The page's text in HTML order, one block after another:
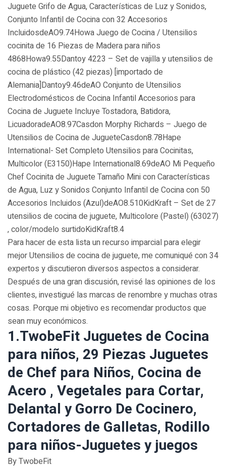
Juguete Grifo de Agua, Características de Luz y Sonidos,
Conjunto Infantil de Cocina con 32 Accesorios
IncluidosdeAO9.74Howa Juego de Cocina / Utensilios
cocinita de 16 Piezas de Madera para niños
4868Howa9.55Dantoy 4223 – Set de vajilla y utensilios de
cocina de plástico (42 piezas) [importado de
Alemania]Dantoy9.46deAO Conjunto de Utensilios
Electrodomésticos de Cocina Infantil Accesorios para
Cocina de Juguete Incluye Tostadora, Batidora,
LicuadoradeAO8.97Casdon Morphy Richards – Juego de
Utensilios de Cocina de JugueteCasdon8.78Hape
International- Set Completo Utensilios para Cocinitas,
Multicolor (E3150)Hape International8.69deAO Mi Pequeño
Chef Cocinita de Juguete Tamaño Mini con Características
de Agua, Luz y Sonidos Conjunto Infantil de Cocina con 50
Accesorios Incluidos (Azul)deAO8.510KidKraft – Set de 27
utensilios de cocina de juguete, Multicolore (Pastel) (63027)
, color/modelo surtidoKidKraft8.4
Para hacer de esta lista un recurso imparcial para elegir
mejor Utensilios de cocina de juguete, ​​me comuniqué con 34
expertos y discutieron diversos aspectos a considerar.
Después de una gran discusión, revisé las opiniones de los
clientes, investigué las marcas de renombre y muchas otras
cosas. Porque mi objetivo es recomendar productos que
sean muy económicos.
1.TwobeFit Juguetes de Cocina
para niños, 29 Piezas Juguetes
de Chef para Niños, Cocina de
Acero , Vegetales para Cortar,
Delantal y Gorro De Cocinero,
Cortadores de Galletas, Rodillo
para niños-Juguetes y juegos
By TwobeFit